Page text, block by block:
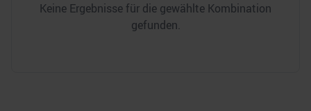
Keine Ergebnisse für die gewählte Kombination
gefunden.